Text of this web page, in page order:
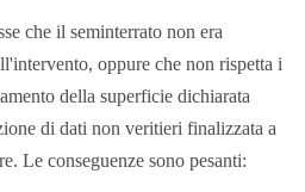
che il seminterrato non era
oppure che non rispetta i
della superficie dichiarata
di dati non veritieri finalizzata a
Le conseguenze sono pesanti: